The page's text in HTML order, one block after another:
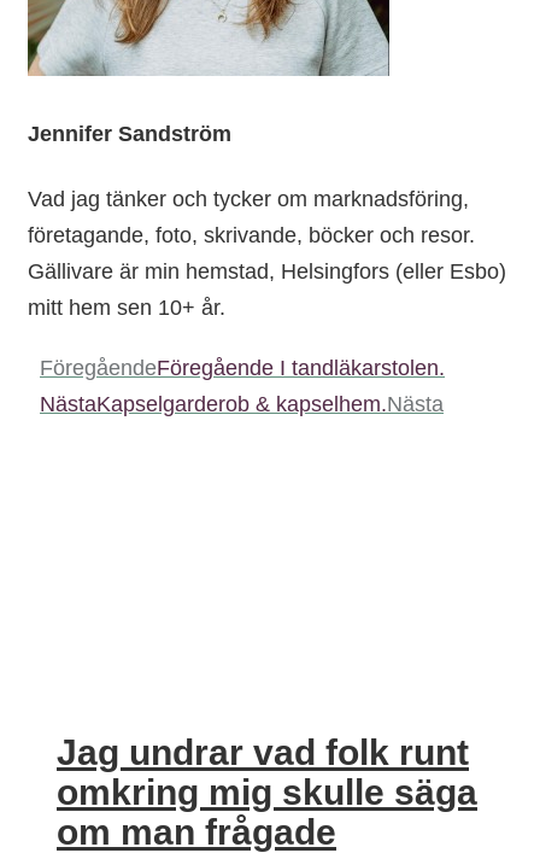
Jennifer Sandström
Vad jag tänker och tycker om marknadsföring,
företagande, foto, skrivande, böcker och resor.
Gällivare är min hemstad, Helsingfors (eller Esbo)
mitt hem sen 10+ år.
FöregåendeFöregående I tandläkarstolen.
NästaKapselgarderob & kapselhem.Nästa
Jag undrar vad folk runt
omkring mig skulle säga
om man frågade